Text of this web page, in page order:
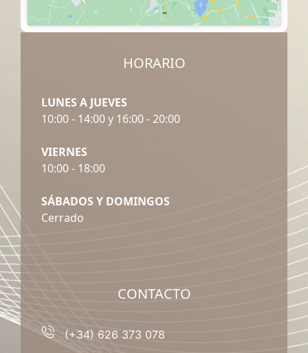
HORARIO
LUNES A JUEVES
10:00 - 14:00 y 16:00 - 20:00
VIERNES
10:00 - 18:00
SÁBADOS Y DOMINGOS
Cerrado
CONTACTO
(+34) 626 373 078